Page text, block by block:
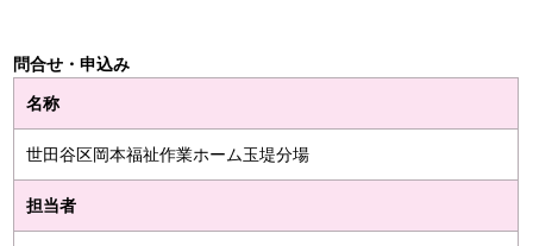
問合せ・申込み
名称
世田谷区岡本福祉作業ホーム玉堤分場
担当者